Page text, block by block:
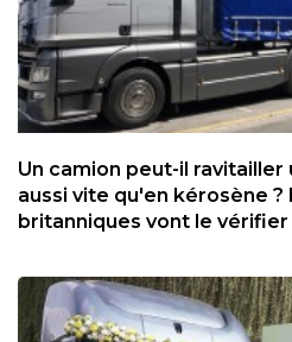
Un camion peut-il ravitailler
aussi vite qu'en kérosène
britanniques vont le vérifier